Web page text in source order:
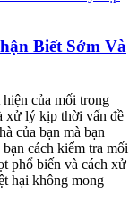
Biết Sớm Và
của mối trong
xử lý kịp thời vấn đề
của bạn mà bạn
cách kiểm tra mối
phổ biến và cách xử
hại không mong